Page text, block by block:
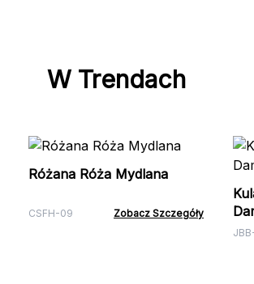
W Trendach
Różana Róża Mydlana
CSFH-09 Zobacz Szczegóły